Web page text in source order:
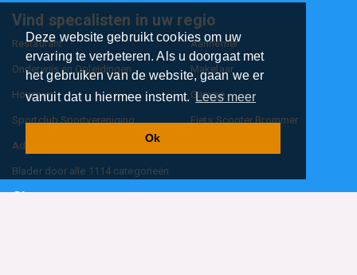
Deze website gebruikt cookies om uw
ervaring te verbeteren. Als u doorgaat met
het gebruiken van de website, gaan we er
vanuit dat u hiermee instemt.Lees meer
Ok
Vind specalisten in uw regio
Restaurant Aannemer
Onderwijs en Opleidingen Makelaar
Hovenier Garage
Sportclub Sportvereniging Fiets Scooter Brommer
Administratiekantoor
Blader door alle 1114 categorieën
Sitemap